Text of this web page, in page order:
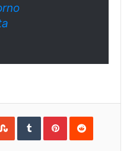
no
a
StumbleUpon
TumblrPinterestReddit